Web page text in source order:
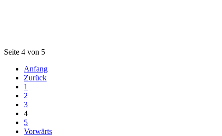
Seite 4 von 5
Anfang
Zurück
1
2
3
4
5
Vorwärts